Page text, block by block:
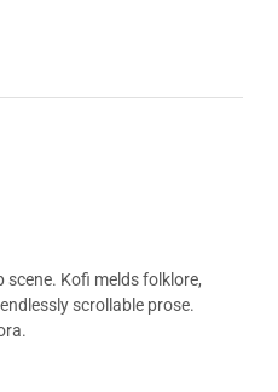
Kofi melds folklore,
scrollable prose.